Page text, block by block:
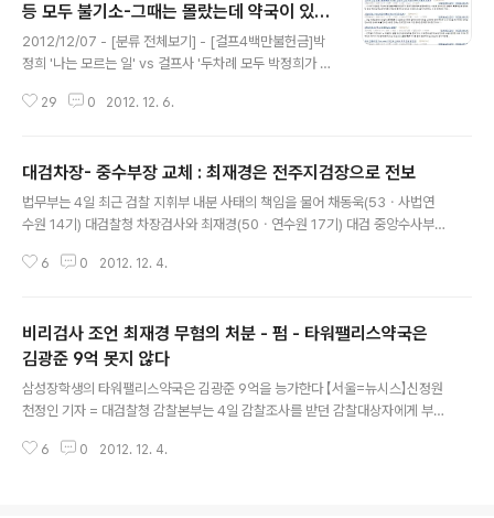
등 모두 불기소-그때는 몰랐는데 약국이 있었
네
2012/12/07 - [분류 전체보기] - [걸프4백만불헌금]박
정희 '나는 모르는 일' vs 걸프사 '두차례 모두 박정희가 감
기] - 스위스 UBS에 박정희정권 비자금계좌 있었다,- NY
일 최재경 전주지검장이 2005년 삼성채권수사를 담당하
면서 이학수, 김인주등 삼성핵심인사를 모두 불기소해 '면
죄부 전문검찰'이라는 언론의 평가를 받았으며 수사결과발
던 것으로 드러났습니다. 당시 모든 언론이 '면죄부 수사',
29 0 2012. 12. 6.
대검차장- 중수부장 교체 : 최재경은 전주지검장으로 전보
법무부는 4일 최근 검찰 지휘부 내분 사태의 책임을 물어 채동욱(53ㆍ사법연
수원 14기) 대검찰청 차장검사와 최재경(50ㆍ연수원 17기) 대검 중앙수사부
중수부장에는 김경수(52ㆍ연수원 17기) 전주지검장이 각각 전보 발령됐다. 원
대행을 맡아 조직을 추스르는 한편 임박한 대선 관리를 지휘하게 된다. 채동욱
차장은 서울고검장으로, 최재경 중수부장은 전주지검장으로 각각 자리를 옮긴
다. 최 중수부장은 이날 감찰결과 발표 직후 도의적 책임을 지..
6 0 2012. 12. 4.
비리검사 조언 최재경 무혐의 처분 - 펌 - 타워팰리스약국은
김광준 9억 못지 않다
삼성장학생의 타워팰리스약국은 김광준 9억을 능가한다 【서울=뉴시스】신정원
천정인 기자 = 대검찰청 감찰본부는 4일 감찰조사를 받던 감찰대상자에게 부적
한 비위 혐의에 대해 무혐의 처분했다. 원본출처 http://www.newsis.com/a
6 0 2012. 12. 4.